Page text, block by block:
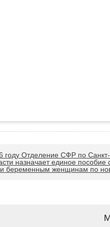
году Отделение СФР по Санкт-
назначает единое пособие
и беременным женщинам по